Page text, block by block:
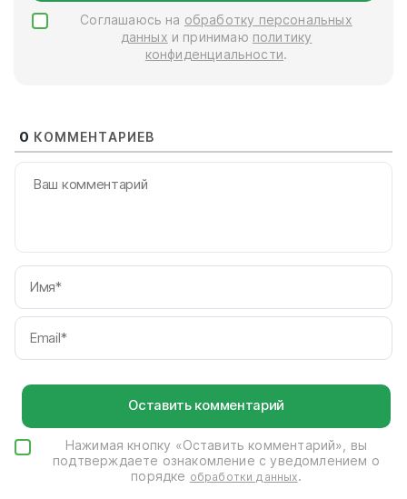
Соглашаюсь на обработку персональных
данных и принимаю политику
конфиденциальности.
0 КОММЕНТАРИЕВ
Нажимая кнопку «Оставить комментарий», вы
подтверждаете ознакомление с уведомлением о
порядке обработки данных.